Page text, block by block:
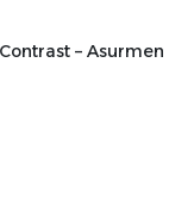
– Asurmen